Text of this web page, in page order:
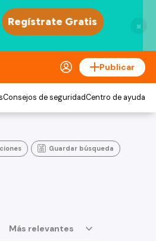
×
Publicar
Consejos de seguridadCentro de ayuda
Guardar búsqueda
Más relevantes